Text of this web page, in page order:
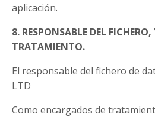
aplicación.
8. RESPONSABLE DEL
TRATAMIENTO.
El responsable del fichero de
LTD
Como encargados de